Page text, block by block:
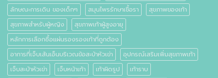
ลักษณะการเดิน ของเด็กๆ
สมุนไพรรักษาเชื้อรา
สุขภาพของเท้า
สุขภาพสำหรับผู้หญิง
สุขภาพเท้าผู้สูงอายุ
หลักการเลือกซื้อแผ่นรองรองเท้าที่ถูกต้อง
อาการที่เจ็บเส้นเอ็นบริเวณข้อสะบ้าหัวเข่า
อุปกรณ์เสริมเพิ่มสุขภาพเท้า
เจ็บสะบ้าหัวเข่า
เจ็บหน้าเท้า เท้าผิดรูป
เท้าราบ